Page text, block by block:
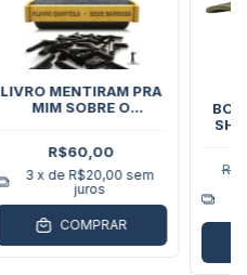
LIVRO MENTIRAM PRA
MIM SOBRE O
R$60,00
3 x de R$20,00 sem
juros
COMPRAR